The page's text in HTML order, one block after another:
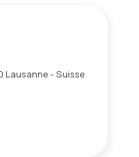
Lausanne - Suisse